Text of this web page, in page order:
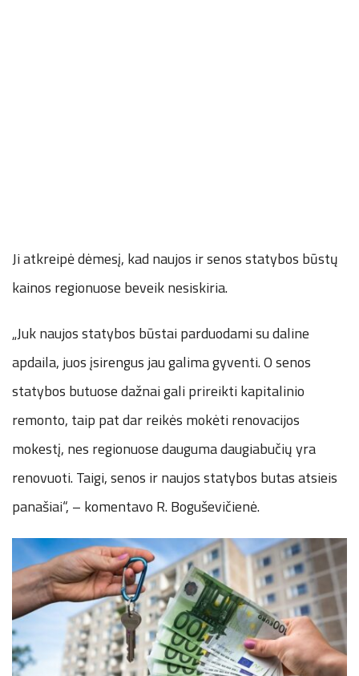
Ji atkreipė dėmesį, kad naujos ir senos statybos būstų
kainos regionuose beveik nesiskiria.
„Juk naujos statybos būstai parduodami su daline
apdaila, juos įsirengus jau galima gyventi. O senos
statybos butuose dažnai gali prireikti kapitalinio
remonto, taip pat dar reikės mokėti renovacijos
mokestį, nes regionuose dauguma daugiabučių yra
renovuoti. Taigi, senos ir naujos statybos butas atsieis
panašiai“, – komentavo R. Boguševičienė.